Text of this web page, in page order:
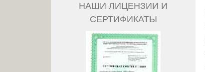
НАШИ ЛИЦЕНЗИИ И
СЕРТИФИКАТЫ